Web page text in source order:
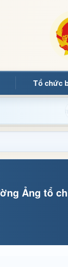
Tổ chức
và tin tức
Ảng tổ